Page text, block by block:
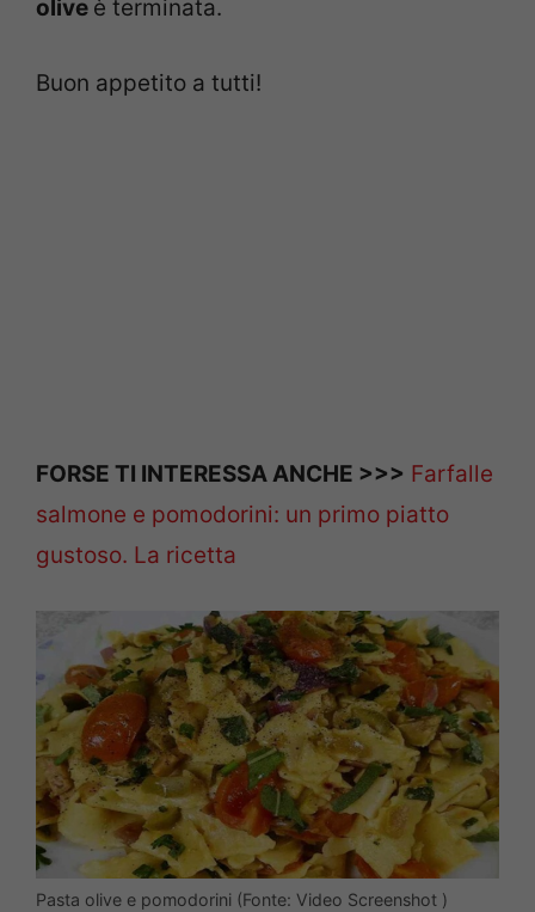
olive è terminata.
Buon appetito a tutti!
FORSE TI INTERESSA ANCHE >>> Farfalle
salmone e pomodorini: un primo piatto
gustoso. La ricetta
Pasta olive e pomodorini (Fonte: Video Screenshot )